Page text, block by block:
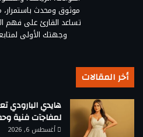
موثوق ومحدث باستمرار،
تساعد القارئ على فهم
وجهتك الأولى
أخر المقالات
هايدي البارودي
لمفاجآت فنية
أغسطس 6, 2026